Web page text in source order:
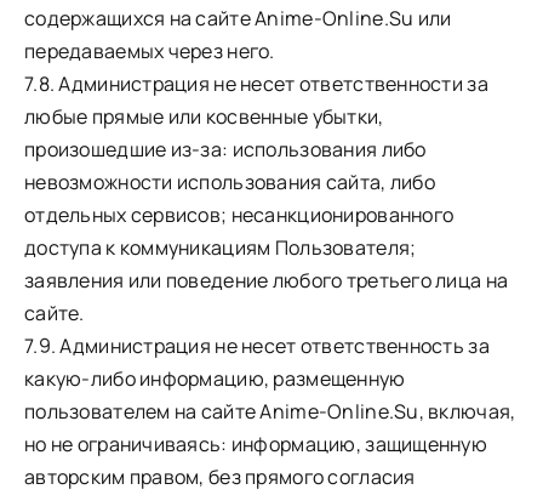
содержащихся на сайте Anime-Online.Su или
передаваемых через него.
7.8. Администрация не несет ответственности за
любые прямые или косвенные убытки,
произошедшие из-за: использования либо
невозможности использования сайта, либо
отдельных сервисов; несанкционированного
доступа к коммуникациям Пользователя;
заявления или поведение любого третьего лица на
сайте.
7.9. Администрация не несет ответственность за
какую-либо информацию, размещенную
пользователем на сайте Anime-Online.Su, включая,
но не ограничиваясь: информацию, защищенную
авторским правом, без прямого согласия